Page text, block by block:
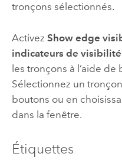
tronçons sélectionnés.
Activez Show edge
indicateurs de
les tronçons à l’aide
Sélectionnez un
boutons ou en
dans la fenêtre.
Étiquettes